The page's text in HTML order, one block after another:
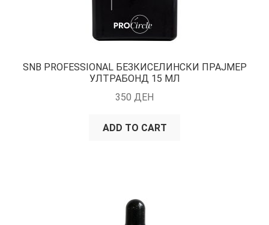
SNB PROFESSIONAL БЕЗКИСЕЛИНСКИ ПРАЈМЕР
УЛТРАБОНД 15 МЛ
350 ДЕН
ADD TO CART